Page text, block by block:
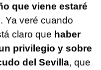
que viene estaré
. Ya veré cuando
claro que haber
privilegio y sobre
del Sevilla, que